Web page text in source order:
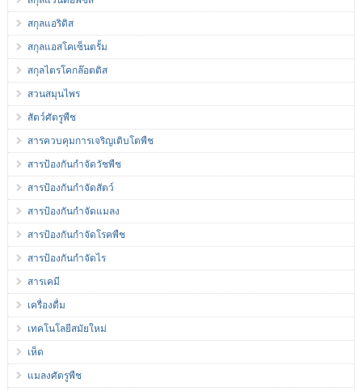
สกุลแอริดิส
สกุลแอสโคเซ็นตรั้ม
สกุลไตรโคกล๊อตติส
สวนสมุนไพร
สัตว์ศัตรูพืช
สารควบคุมการเจริญเติบโตพืช
สารป้องกันกำจัดวัชพืช
สารป้องกันกำจัดสัตว์
สารป้องกันกำจัดแมลง
สารป้องกันกำจัดโรคพืช
สารป้องกันกำจัดไร
สารเคมี
เครื่องดื่ม
เทคโนโลยีสมัยใหม่
เห็ด
แมลงศัตรูพืช